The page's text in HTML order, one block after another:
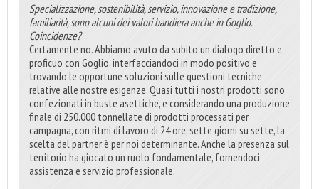
Specializzazione, sostenibilità, servizio, innovazione e tradizione,
familiarità, sono alcuni dei valori bandiera anche in Goglio.
Coincidenze?
Certamente no. Abbiamo avuto da subito un dialogo diretto e
proficuo con Goglio, interfacciandoci in modo positivo e
trovando le opportune soluzioni sulle questioni tecniche
relative alle nostre esigenze. Quasi tutti i nostri prodotti sono
confezionati in buste asettiche, e considerando una produzione
finale di 250.000 tonnellate di prodotti processati per
campagna, con ritmi di lavoro di 24 ore, sette giorni su sette, la
scelta del partner è per noi determinante. Anche la presenza sul
territorio ha giocato un ruolo fondamentale, fornendoci
assistenza e servizio professionale.